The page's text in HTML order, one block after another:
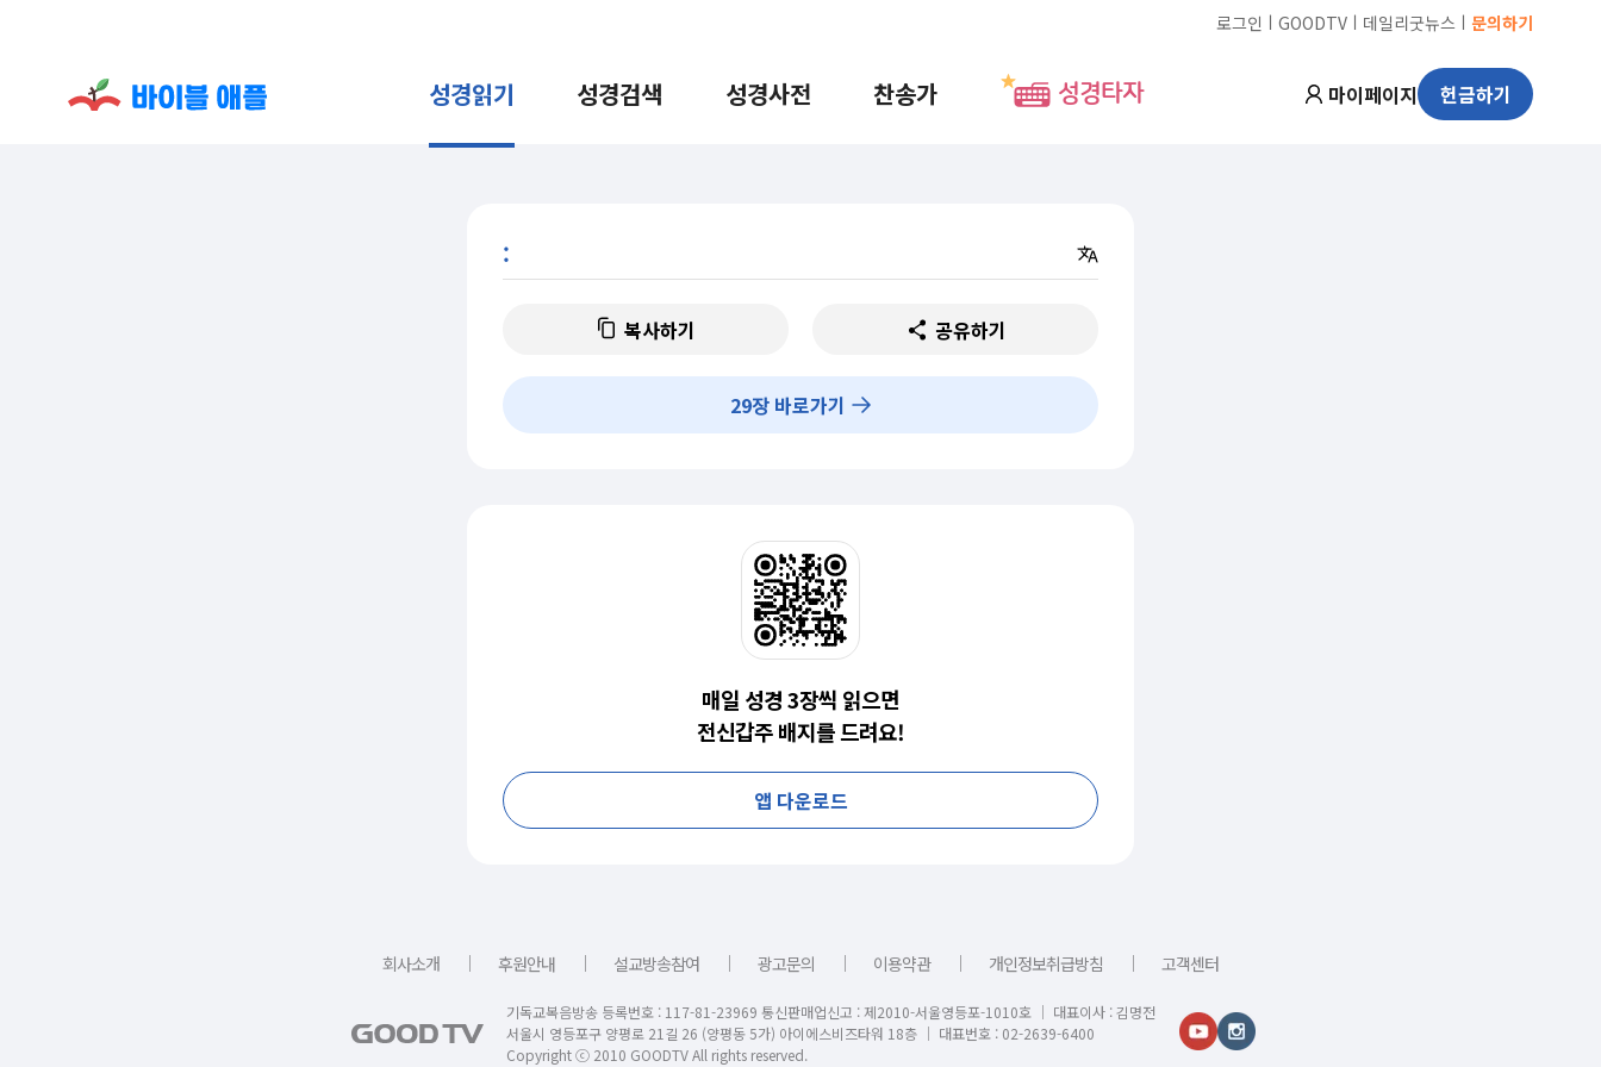
로그인 ㅣ GOODTV ㅣ 데일리굿뉴스 ㅣ 문의하기
성경읽기 성경검색 성경사전 찬송가 성경타자 마이페이지 헌금하기
:
복사하기 공유하기
29장 바로가기
매일 성경 3장씩 읽으면
전신갑주 배지를 드려요!
앱 다운로드
회사소개 ｜ 후원안내 ｜ 설교방송참여 ｜ 광고문의 ｜ 이용약관 ｜ 개인정보취급방침 ｜ 고객센터
기독교복음방송 등록번호 : 117-81-23969 통신판매업신고 : 제2010-서울영등포-1010호 │ 대표이사 : 김명전
서울시 영등포구 양평로 21길 26 (양평동 5가) 아이에스비즈타워 18층 │ 대표번호 : 02-2639-6400
Copyright ⓒ 2010 GOODTV All rights reserved.